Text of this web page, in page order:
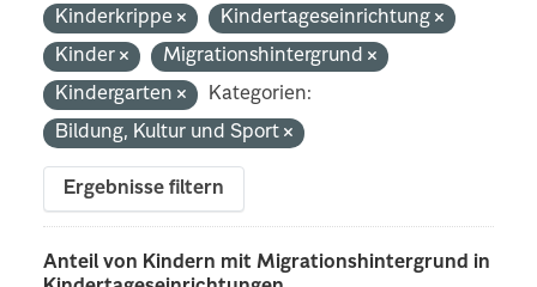
Kinderkrippe
Kindertageseinrichtung
Kinder
Migrationshintergrund
Kindergarten
Kategorien:
Bildung, Kultur und Sport
Ergebnisse filtern
Anteil von Kindern mit Migrationshintergrund in